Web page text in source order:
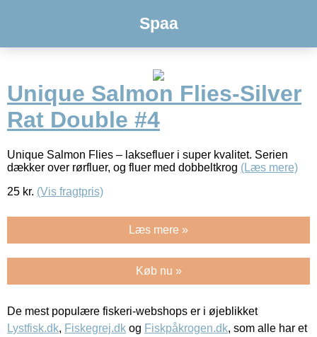
Spaa
Unique Salmon Flies-Silver
Rat Double #4
Unique Salmon Flies – laksefluer i super kvalitet. Serien
dækker over rørfluer, og fluer med dobbeltkrog (Læs mere)
25 kr. (Vis fragtpris)
Læs mere »
Køb nu »
De mest populære fiskeri-webshops er i øjeblikket
Lystfisk.dk, Fiskegrej.dk og Fiskpåkrogen.dk, som alle har et